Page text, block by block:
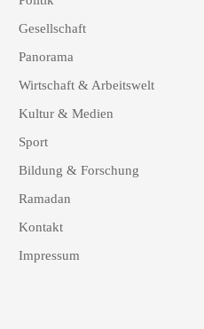
Gesellschaft
Panorama
Wirtschaft & Arbeitswelt
Kultur & Medien
Sport
Bildung & Forschung
Ramadan
Kontakt
Impressum